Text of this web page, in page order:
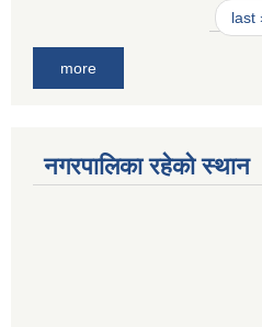
last
more
नगरपालिका रहेको स्थान